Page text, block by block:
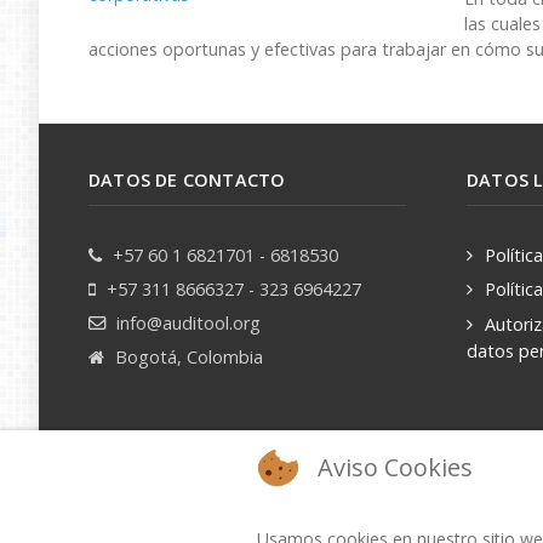
a
h
e
e
t
las
acciones oportunas y efectivas para trabajar en cómo
DATOS DE CONTACTO
+57 60 1 6821701 - 6818530
+57 311 8666327 - 323 6964227
info@auditool.org
Bogotá, Colombia
DATOS
datos
Aviso Cookies